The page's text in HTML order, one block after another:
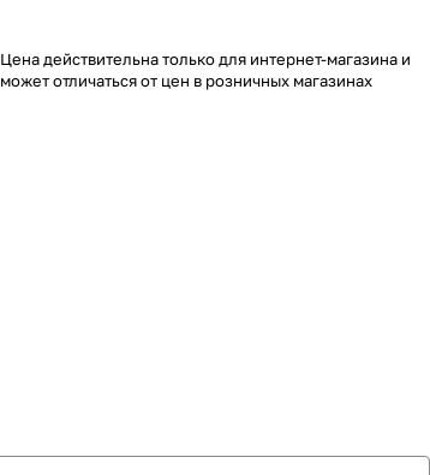
Цена действительна только для интернет-магазина и
может отличаться от цен в розничных магазинах